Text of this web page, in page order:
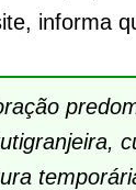
informa